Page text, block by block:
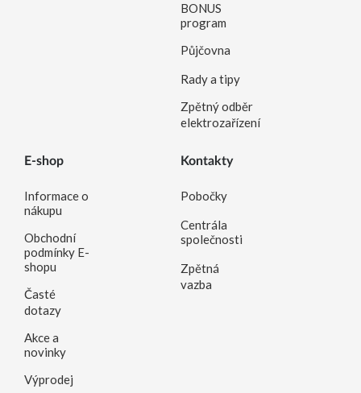
BONUS
program
Půjčovna
Rady a tipy
Zpětný odběr
elektrozařízení
E-shop
Informace o
nákupu
Obchodní
podmínky E-
shopu
Časté
dotazy
Akce a
novinky
Výprodej
Kontakty
Pobočky
Centrála
společnosti
Zpětná
vazba